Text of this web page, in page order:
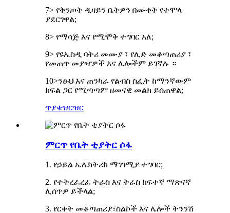
7> የቅንጦት ዲዛይን ቤትዎን በሙቀት የተሞላ
ያደርገዋል;
8> የማሳጅ እና የሚሞቅ ተግባር አለ;
9> የዩኤስዲ ባትሪ መሙያ ፣ የሊድ መቆጣጠሪያ ፣
የመጠጥ መያዣዎች እና ሌሎችም ይገኛሉ ።
10>ንፁህ እና ጠንካራ የልብስ ስፌት ከማንኛውም
ክፍል ጋር የሚጣጣም ዘመናዊ መልክ ይሰጠዋል;
ጥያቄዝርዝር
ምርጥ የቤት ቲያትር ሶፋ
1. የኃይል ኤሌክትሪክ ማገገሚያ ተግባር;
2. የተትረፈረፈ ትራስ እና ትራስ ከፍተኛ ማጽናኛ
ሊሰጥዎ ይችላል;
3. የርቀት መቆጣጠሪያ፣ስልኮች እና ሌሎች ትንንሽ